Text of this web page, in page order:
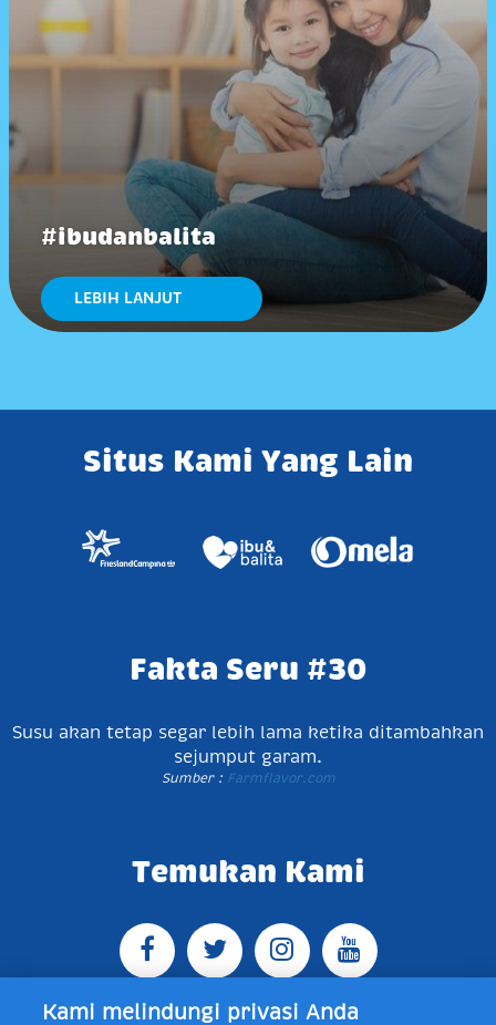
#ibudanbalita
LEBIH LANJUT
Situs Kami Yang Lain
Fakta Seru #30
Susu akan tetap segar lebih lama ketika ditambahkan
sejumput garam.
Sumber :Farmflavor.com
Temukan Kami
Kami melindungi privasi Anda